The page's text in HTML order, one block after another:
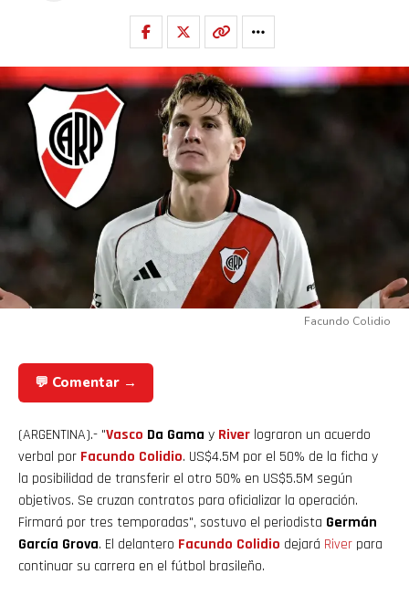
Facundo Colidio
💬 Comentar →
(ARGENTINA).- "Vasco Da Gama y River lograron un acuerdo
verbal por Facundo Colidio. US$4.5M por el 50% de la ficha y
la posibilidad de transferir el otro 50% en US$5.5M según
objetivos. Se cruzan contratos para oficializar la operación.
Firmará por tres temporadas", sostuvo el periodista Germán
García Grova. El delantero Facundo Colidio dejará River para
continuar su carrera en el fútbol brasileño.